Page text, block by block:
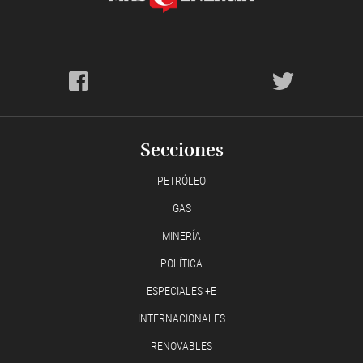
Secciones
PETRÓLEO
GAS
MINERÍA
POLÍTICA
ESPECIALES +E
INTERNACIONALES
RENOVABLES